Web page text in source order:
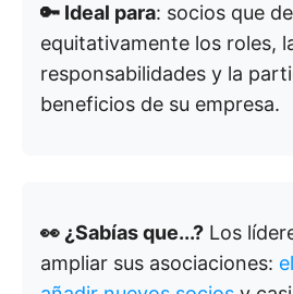
🔑 Ideal para: socios que
equitativamente los roles,
responsabilidades y la
beneficios de su empresa.
👀 ¿Sabías que...? Los
ampliar sus asociaciones: